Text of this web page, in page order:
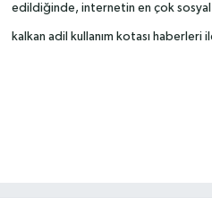
edildiğinde, internetin en çok sosyal
kalkan adil kullanım kotası